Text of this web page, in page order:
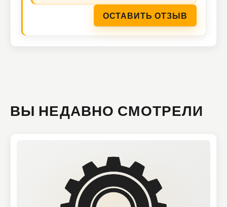
ОСТАВИТЬ ОТЗЫВ
ВЫ НЕДАВНО СМОТРЕЛИ